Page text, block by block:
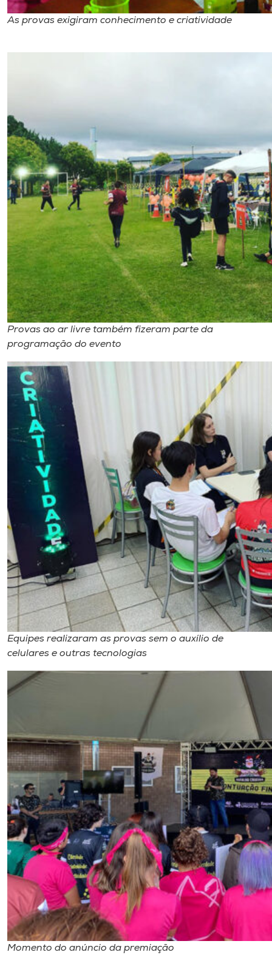
As provas exigiram conhecimento e criatividade
Provas ao ar livre também fizeram parte da
programação do evento
Equipes realizaram as provas sem o auxílio de
celulares e outras tecnologias
Momento do anúncio da premiação